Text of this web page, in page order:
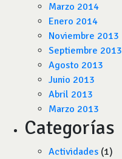
Marzo 2014
Enero 2014
Noviembre 2013
Septiembre 2013
Agosto 2013
Junio 2013
Abril 2013
Marzo 2013
Categorías
Actividades (1)